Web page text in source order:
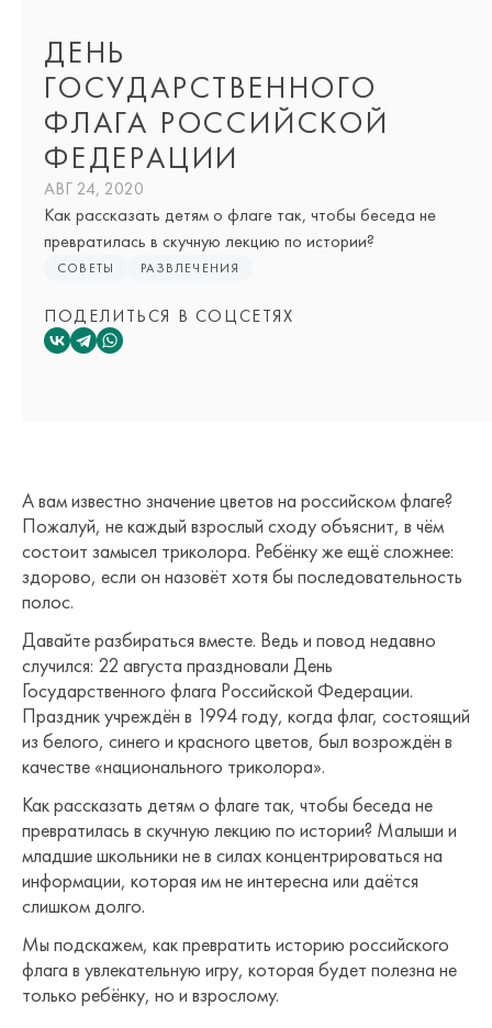
ДЕНЬ
ГОСУДАРСТВЕННОГО
ФЛАГА РОССИЙСКОЙ
ФЕДЕРАЦИИ
АВГ 24, 2020
Как рассказать детям о флаге так, чтобы беседа не
превратилась в скучную лекцию по истории?
СОВЕТЫ РАЗВЛЕЧЕНИЯ
ПОДЕЛИТЬСЯ В СОЦСЕТЯХ
А вам известно значение цветов на российском флаге?
Пожалуй, не каждый взрослый сходу объяснит, в чём
состоит замысел триколора. Ребёнку же ещё сложнее:
здорово, если он назовёт хотя бы последовательность
полос.
Давайте разбираться вместе. Ведь и повод недавно
случился: 22 августа праздновали День
Государственного флага Российской Федерации.
Праздник учреждён в 1994 году, когда флаг, состоящий
из белого, синего и красного цветов, был возрождён в
качестве «национального триколора».
Как рассказать детям о флаге так, чтобы беседа не
превратилась в скучную лекцию по истории? Малыши и
младшие школьники не в силах концентрироваться на
информации, которая им не интересна или даётся
слишком долго.
Мы подскажем, как превратить историю российского
флага в увлекательную игру, которая будет полезна не
только ребёнку, но и взрослому.